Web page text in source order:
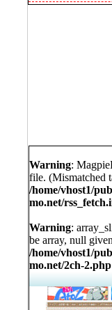
/
on line
8/
禁状態での勤務で
Warning:
file. (Mismatched
/home/vhost1/
mo.net/
Warning:
be array, null
/home/vhost1/
mo.net/2ch-2.php